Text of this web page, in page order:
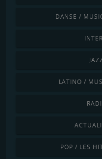
DANSE /
LATINO /
POP / LES